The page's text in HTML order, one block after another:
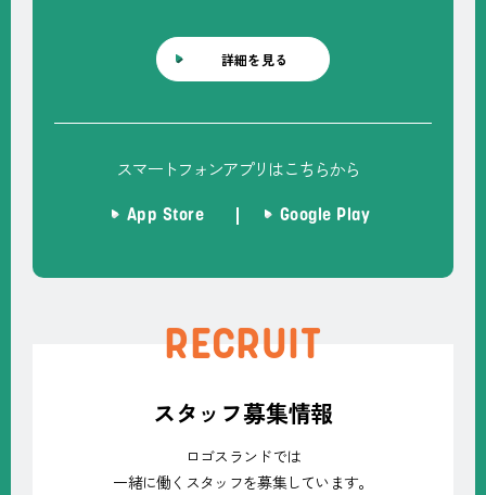
詳細を見る
スマートフォンアプリはこちらから
App Store Google Play
RECRUIT
スタッフ募集情報
ロゴスランドでは
一緒に働くスタッフを募集しています。